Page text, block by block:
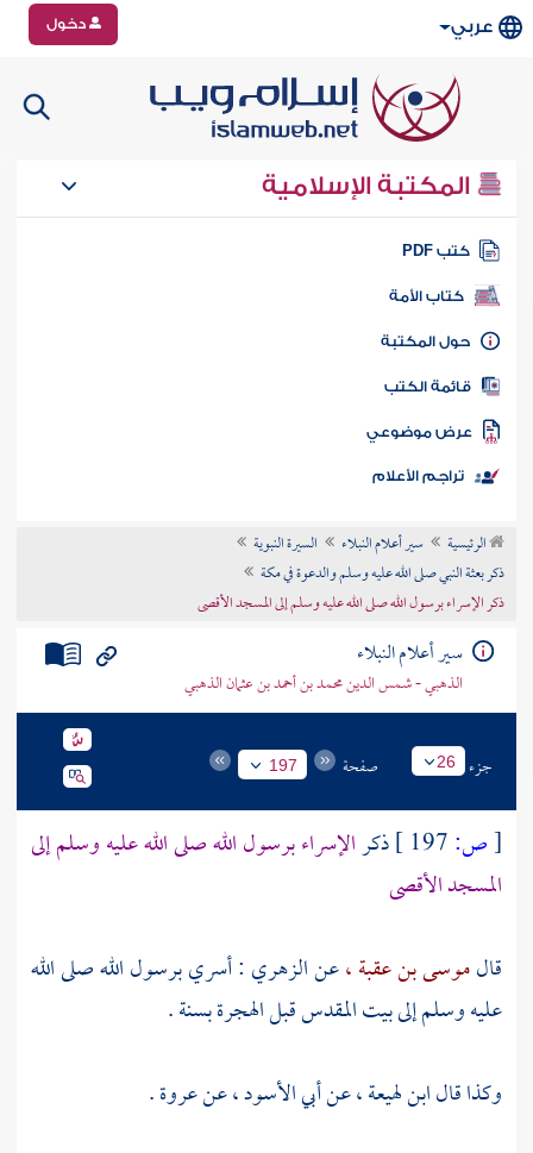
عربي دخول
المكتبة الإسلامية
كتب PDF
كتاب الأمة
المكتبة
الكتب
موضوعي
تراجم الأعلام
الرئيسية سير أعلام النبلاء
السيرة النبوية
ذكر بعثة النبي صلى الله عليه وسلم والدعوة في مكة
ذكر الإسراء برسول الله صلى الله عليه وسلم إلى المسجد الأقصى
سير أعلام النبلاء
الذهبي - شمس الدين محمد بن أحمد بن عثمان الذهبي
جزء 26 صفحة 197
[ص: ذكرالإسراء برسول الله صلى الله عليه وسلم إلى
المسجد الأقصى
قالموسى بن عقبة ،عنالزهري : أسري برسول الله صلى الله
عليه وسلم إلى بيت المقدس قبل الهجرة بسنة .
وكذا قالابن لهيعة ،عنأبي الأسود ،عنعروة.